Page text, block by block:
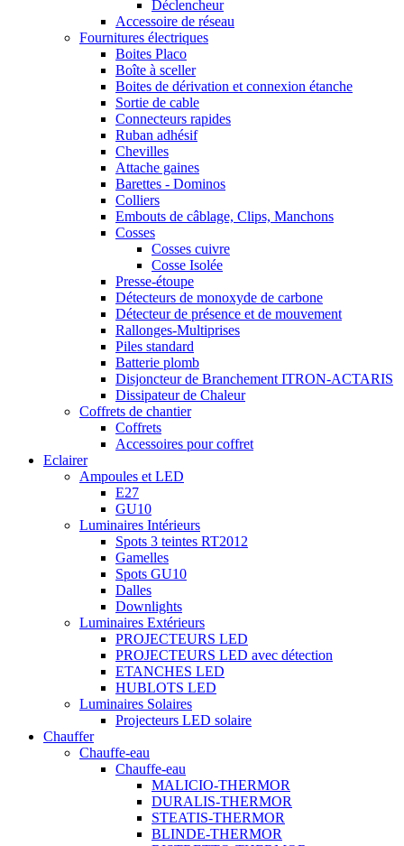
Déclencheur
Accessoire de réseau
Fournitures électriques
Boites Placo
Boîte à sceller
Boites de dérivation et connexion étanche
Sortie de cable
Connecteurs rapides
Ruban adhésif
Chevilles
Attache gaines
Barettes - Dominos
Colliers
Embouts de câblage, Clips, Manchons
Cosses
Cosses cuivre
Cosse Isolée
Presse-étoupe
Détecteurs de monoxyde de carbone
Détecteur de présence et de mouvement
Rallonges-Multiprises
Piles standard
Batterie plomb
Disjoncteur de Branchement ITRON-ACTARIS
Dissipateur de Chaleur
Coffrets de chantier
Coffrets
Accessoires pour coffret
Eclairer
Ampoules et LED
E27
GU10
Luminaires Intérieurs
Spots 3 teintes RT2012
Gamelles
Spots GU10
Dalles
Downlights
Luminaires Extérieurs
PROJECTEURS LED
PROJECTEURS LED avec détection
ETANCHES LED
HUBLOTS LED
Luminaires Solaires
Projecteurs LED solaire
Chauffer
Chauffe-eau
Chauffe-eau
MALICIO-THERMOR
DURALIS-THERMOR
STEATIS-THERMOR
BLINDE-THERMOR